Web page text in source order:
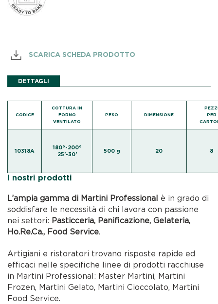
SCARICA SCHEDA PRODOTTO
DETTAGLI
CODICE
COTTURA IN
FORNO
VENTILATO
10318A
180°-200°
25'-30'
PESO DIMENSIONE
PER
500 g 20 8
I nostri prodotti
L’ampia gamma di Martini Professional è in grado di
soddisfare le necessità di chi lavora con passione
nei settori: Pasticceria, Panificazione, Gelateria,
Ho.Re.Ca., Food Service.
Artigiani e ristoratori trovano risposte rapide ed
efficaci nelle specifiche linee di prodotti racchiuse
in Martini Professional: Master Martini, Martini
Frozen, Martini Gelato, Martini Cioccolato, Martini
Food Service.